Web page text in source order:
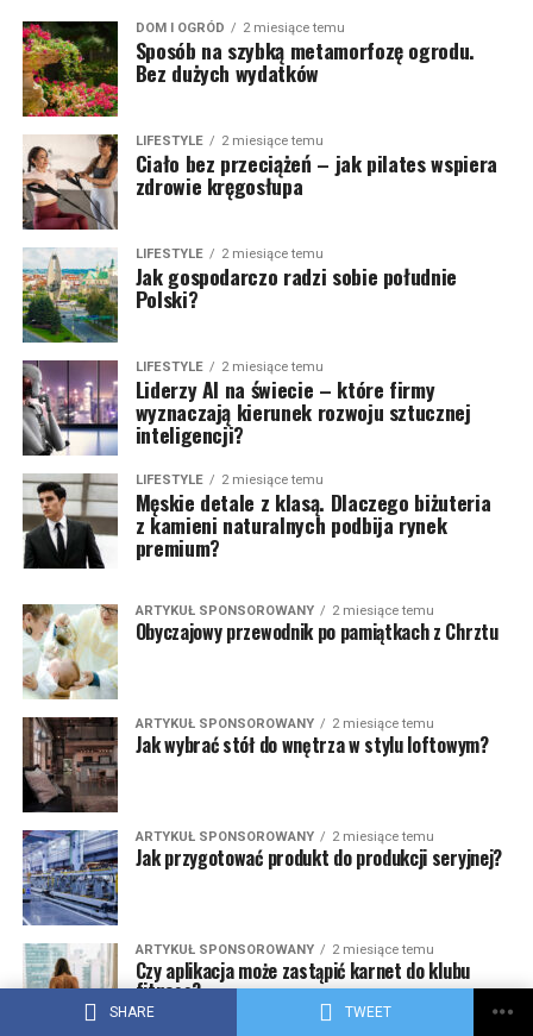
SHARE TWEET
DOM I OGRÓD 2 miesiące temu
Sposób na szybką metamorfozę ogrodu.
Bez dużych wydatków
LIFESTYLE 2 miesiące temu
Ciało bez przeciążeń – jak pilates wspiera
zdrowie kręgosłupa
LIFESTYLE 2 miesiące temu
Jak gospodarczo radzi sobie południe
Polski?
LIFESTYLE 2 miesiące temu
Liderzy AI na świecie – które firmy
wyznaczają kierunek rozwoju sztucznej
inteligencji?
LIFESTYLE 2 miesiące temu
Męskie detale z klasą. Dlaczego biżuteria
z kamieni naturalnych podbija rynek
premium?
ARTYKUŁ SPONSOROWANY 2 miesiące temu
Obyczajowy przewodnik po pamiątkach z Chrztu
ARTYKUŁ SPONSOROWANY 2 miesiące temu
Jak wybrać stół do wnętrza w stylu loftowym?
ARTYKUŁ SPONSOROWANY 2 miesiące temu
Jak przygotować produkt do produkcji seryjnej?
ARTYKUŁ SPONSOROWANY 2 miesiące temu
Czy aplikacja może zastąpić karnet do klubu
fitness?